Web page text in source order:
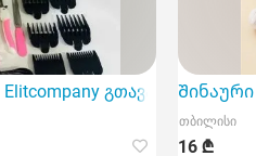
გთავაზობთ
თბილისი
16 ₾